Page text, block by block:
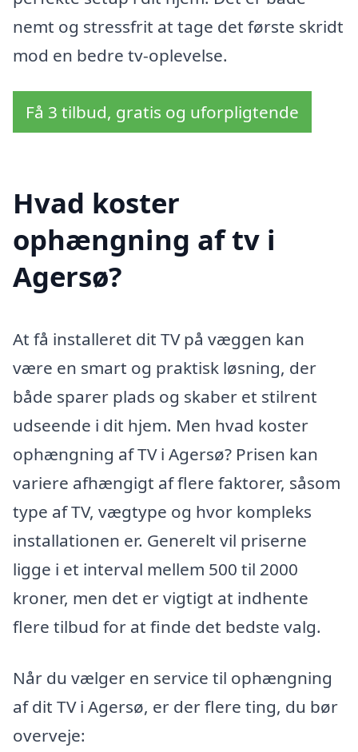
nemt og stressfrit at tage det første skridt
mod en bedre tv-oplevelse.
Få 3 tilbud, gratis og uforpligtende
Hvad koster
ophængning af tv i
Agersø?
At få installeret dit TV på væggen kan
være en smart og praktisk løsning, der
både sparer plads og skaber et stilrent
udseende i dit hjem. Men hvad koster
ophængning af TV i Agersø? Prisen kan
variere afhængigt af flere faktorer, såsom
type af TV, vægtype og hvor kompleks
installationen er. Generelt vil priserne
ligge i et interval mellem 500 til 2000
kroner, men det er vigtigt at indhente
flere tilbud for at finde det bedste valg.
Når du vælger en service til ophængning
af dit TV i Agersø, er der flere ting, du bør
overveje: